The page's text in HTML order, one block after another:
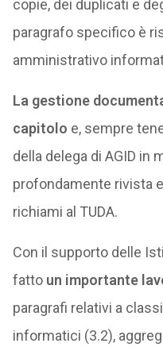
copie, dei duplicati e
paragrafo specifico è
amministrativo
La gestione
capitolo e, sempre
della delega di AGID in
profondamente rivista
richiami al TUDA.
Con il supporto delle
fatto un importante
paragrafi relativi a
informatici (3.2),